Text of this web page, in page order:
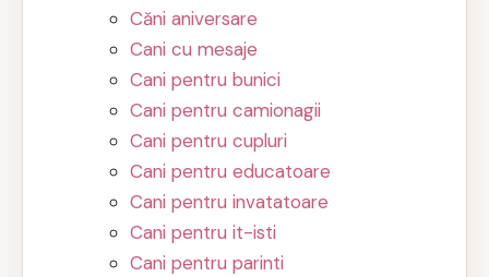
Căni aniversare
Cani cu mesaje
Cani pentru bunici
Cani pentru camionagii
Cani pentru cupluri
Cani pentru educatoare
Cani pentru invatatoare
Cani pentru it-isti
Cani pentru parinti